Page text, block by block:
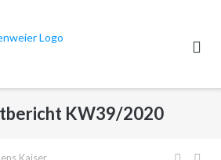
KW39/2020